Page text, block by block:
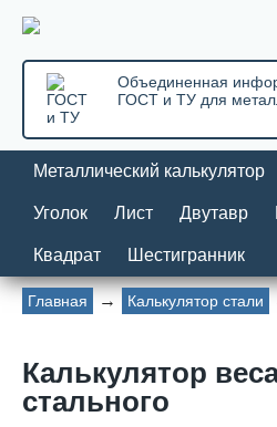
Объединенная
ГОСТ и ТУ для
Металлический калькулятор
Уголок Лист Двутавр
Квадрат Шестигранник
Главная Калькулятор стали
Калькулятор
стального